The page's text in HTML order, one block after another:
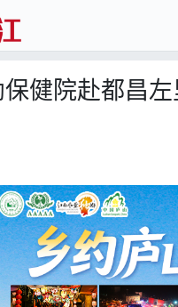
健院赴都昌